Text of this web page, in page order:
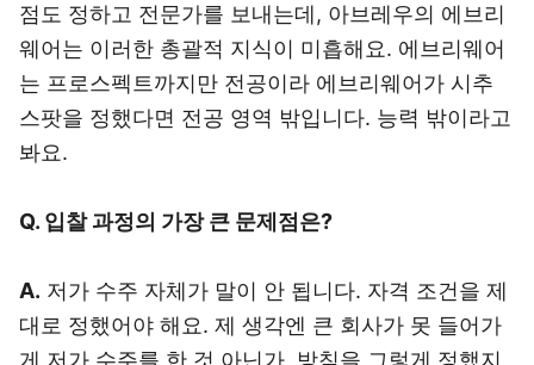
점도 정하고 전문가를 보내는데, 아브레우의 에브리
웨어는 이러한 총괄적 지식이 미흡해요. 에브리웨어
는 프로스펙트까지만 전공이라 에브리웨어가 시추
스팟을 정했다면 전공 영역 밖입니다. 능력 밖이라고
봐요.
Q. 입찰 과정의 가장 큰 문제점은?
A. 저가 수주 자체가 말이 안 됩니다. 자격 조건을 제
대로 정했어야 해요. 제 생각엔 큰 회사가 못 들어가
게 저가 수주를 한 것 아닌가, 방침을 그렇게 정했지